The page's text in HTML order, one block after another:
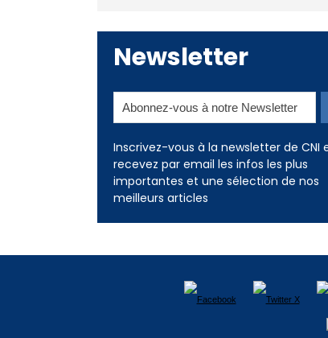
Newsletter
Inscrivez-vous à la newsletter de CNI et
recevez par email les infos les plus
importantes et une sélection de nos